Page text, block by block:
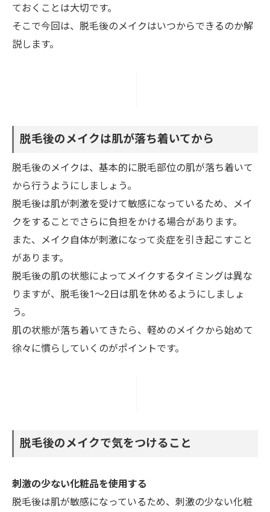
ておくことは大切です。
そこで今回は、脱毛後のメイクはいつからできるのか解
説します。
脱毛後のメイクは肌が落ち着いてから
脱毛後のメイクは、基本的に脱毛部位の肌が落ち着いて
から行うようにしましょう。
脱毛後は肌が刺激を受けて敏感になっているため、メイ
クをすることでさらに負担をかける場合があります。
また、メイク自体が刺激になって炎症を引き起こすこと
があります。
脱毛後の肌の状態によってメイクするタイミングは異な
りますが、脱毛後1～2日は肌を休めるようにしましょ
う。
肌の状態が落ち着いてきたら、軽めのメイクから始めて
徐々に慣らしていくのがポイントです。
脱毛後のメイクで気をつけること
刺激の少ない化粧品を使用する
脱毛後は肌が敏感になっているため、刺激の少ない化粧